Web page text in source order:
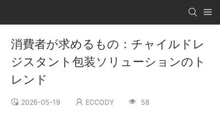
消費者が求めるもの：チャイルドレ
ジスタント包装ソリューションのト
レンド
2026-05-19 ECCODY 58